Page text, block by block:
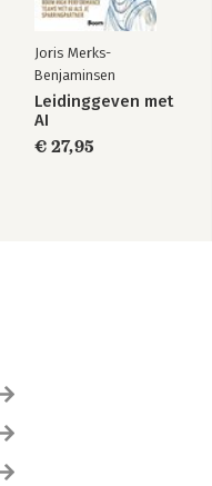
Joris Merks-
Benjaminsen
Leidinggeven met
AI
€ 27,95